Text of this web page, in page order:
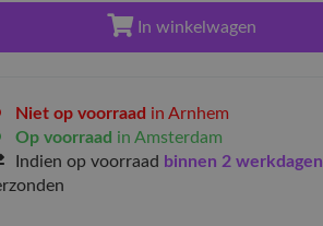
In winkelwagen
Niet op voorraad in Arnhem
Op voorraad in Amsterdam
Indien op voorraad binnen 2 werkdagen